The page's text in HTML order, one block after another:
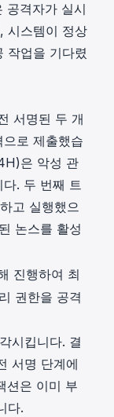
공격자가 실시
시스템이 정상
작업을 기다렸
서명된 두 개
로 제출했습
)은 악성 관
. 두 번째 트
고 실행했으
논스를 활성
진행하여 최
권한을 공격
시킵니다. 결
서명 단계에
션은 이미 부
다.